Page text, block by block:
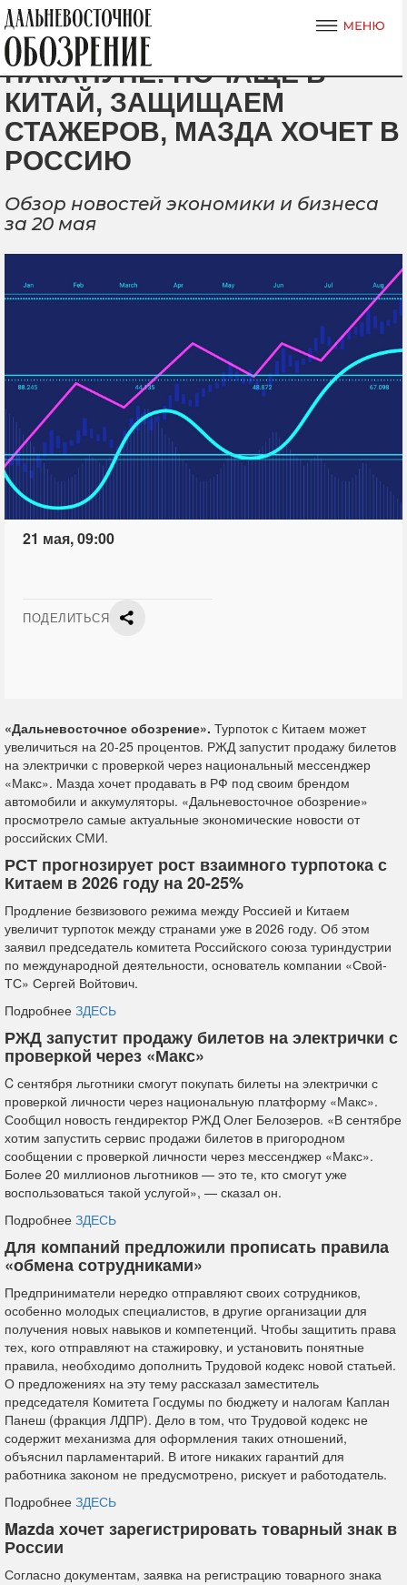
НАКАНУНЕ: ПОЧАЩЕ В
КИТАЙ, ЗАЩИЩАЕМ
СТАЖЕРОВ, МАЗДА ХОЧЕТ В
РОССИЮ
Обзор новостей экономики и бизнеса
за 20 мая
21 мая, 09:00
ПОДЕЛИТЬСЯ
«Дальневосточное обозрение». Турпоток с Китаем может
увеличиться на 20-25 процентов. РЖД запустит продажу билетов
на электрички с проверкой через национальный мессенджер
«Макс». Мазда хочет продавать в РФ под своим брендом
автомобили и аккумуляторы. «Дальневосточное обозрение»
просмотрело самые актуальные экономические новости от
российских СМИ.
РСТ прогнозирует рост взаимного турпотока с
Китаем в 2026 году на 20-25%
Продление безвизового режима между Россией и Китаем
увеличит турпоток между странами уже в 2026 году. Об этом
заявил председатель комитета Российского союза туриндустрии
по международной деятельности, основатель компании «Свой-
ТС» Сергей Войтович.
Подробнее ЗДЕСЬ
РЖД запустит продажу билетов на электрички с
проверкой через «Макс»
C сентября льготники смогут покупать билеты на электрички с
проверкой личности через национальную платформу «Макс».
Сообщил новость гендиректор РЖД Олег Белозеров. «В сентябре
хотим запустить сервис продажи билетов в пригородном
сообщении с проверкой личности через мессенджер «Макс».
Более 20 миллионов льготников — это те, кто смогут уже
воспользоваться такой услугой», — сказал он.
Подробнее ЗДЕСЬ
Для компаний предложили прописать правила
«обмена сотрудниками»
Предприниматели нередко отправляют своих сотрудников,
особенно молодых специалистов, в другие организации для
получения новых навыков и компетенций. Чтобы защитить права
тех, кого отправляют на стажировку, и установить понятные
правила, необходимо дополнить Трудовой кодекс новой статьей.
О предложениях на эту тему рассказал заместитель
председателя Комитета Госдумы по бюджету и налогам Каплан
Панеш (фракция ЛДПР). Дело в том, что Трудовой кодекс не
содержит механизма для оформления таких отношений,
объяснил парламентарий. В итоге никаких гарантий для
работника законом не предусмотрено, рискует и работодатель.
Подробнее ЗДЕСЬ
Mazda хочет зарегистрировать товарный знак в
России
Согласно документам, заявка на регистрацию товарного знака